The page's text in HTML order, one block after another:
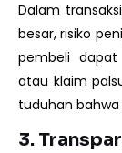
Dalam
besar, risiko
pembeli
atau klaim
tuduhan
3.